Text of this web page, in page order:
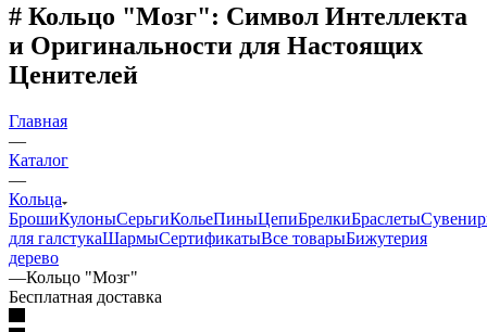
# Кольцо "Мозг": Символ Интеллекта
и Оригинальности для Настоящих
Ценителей
Главная
—
Каталог
—
Кольца
БрошиКулоныСерьгиКольеПиныЦепиБрелкиБраслеты
для галстукаШармыСертификатыВсе товарыБижутерия
дерево
—Кольцо "Мозг"
Бесплатная доставка